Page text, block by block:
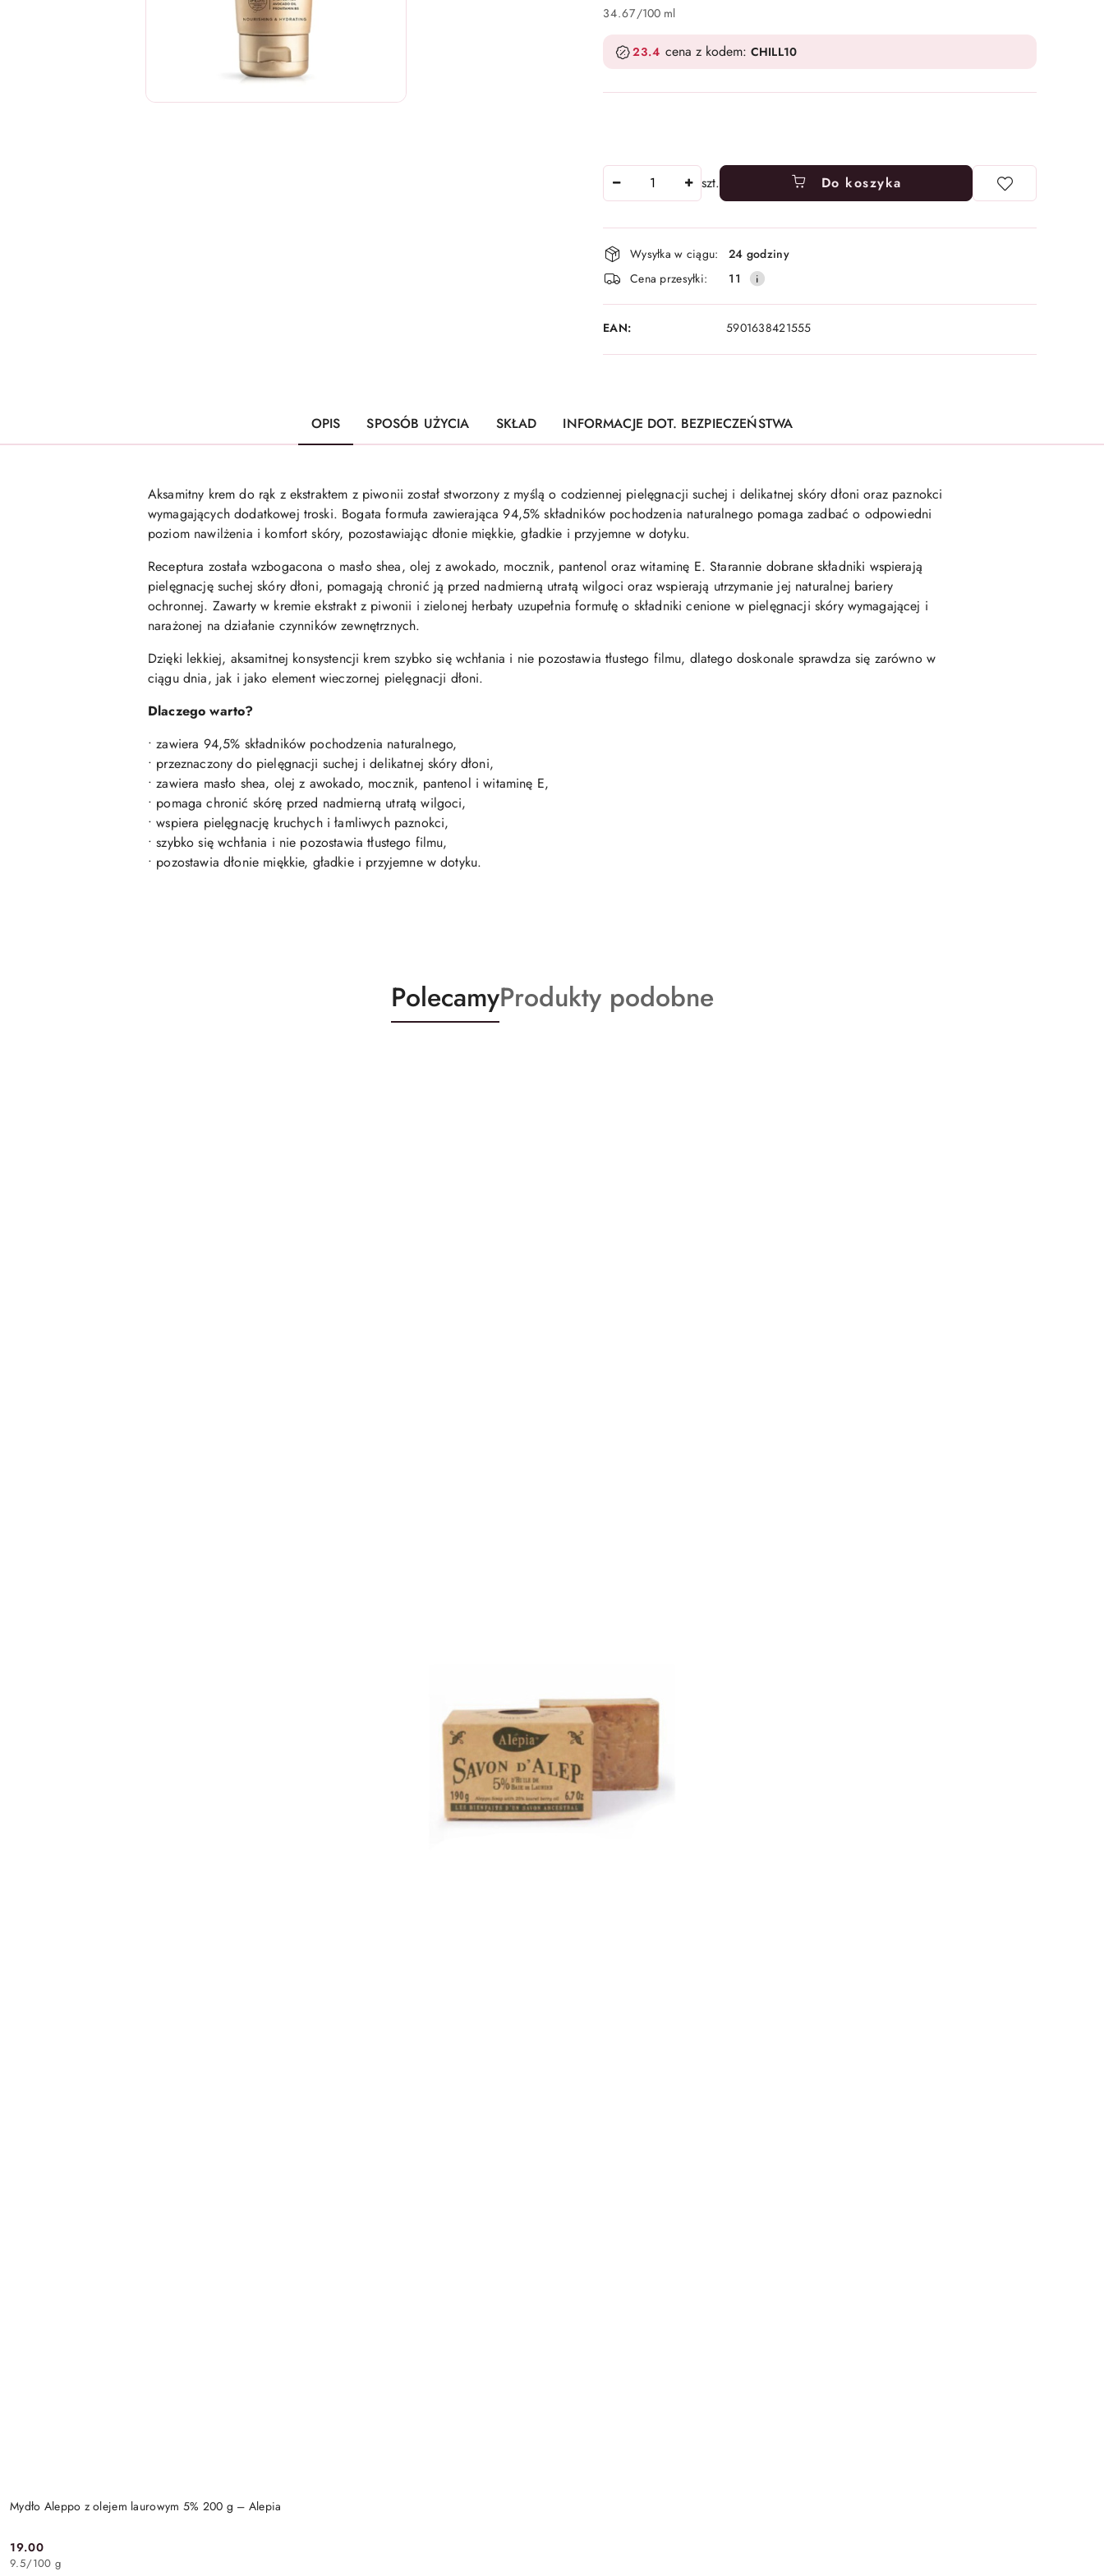
34.67/100 ml
23.4 cena z kodem: CHILL10
szt. Do koszyka
Dostępność
i
dostawa
Wysyłka w ciągu:
24 godziny
Cena przesyłki:
11
EAN: 5901638421555
OPIS SPOSÓB UŻYCIA SKŁAD INFORMACJE DOT. BEZPIECZEŃSTWA
Aksamitny krem do rąk z ekstraktem z piwonii został stworzony z myślą o codziennej pielęgnacji suchej i delikatnej skóry dłoni oraz paznokci
wymagających dodatkowej troski. Bogata formuła zawierająca 94,5% składników pochodzenia naturalnego pomaga zadbać o odpowiedni
poziom nawilżenia i komfort skóry, pozostawiając dłonie miękkie, gładkie i przyjemne w dotyku.
Receptura została wzbogacona o masło shea, olej z awokado, mocznik, pantenol oraz witaminę E. Starannie dobrane składniki wspierają
pielęgnację suchej skóry dłoni, pomagają chronić ją przed nadmierną utratą wilgoci oraz wspierają utrzymanie jej naturalnej bariery
ochronnej. Zawarty w kremie ekstrakt z piwonii i zielonej herbaty uzupełnia formułę o składniki cenione w pielęgnacji skóry wymagającej i
narażonej na działanie czynników zewnętrznych.
Dzięki lekkiej, aksamitnej konsystencji krem szybko się wchłania i nie pozostawia tłustego filmu, dlatego doskonale sprawdza się zarówno w
ciągu dnia, jak i jako element wieczornej pielęgnacji dłoni.
Dlaczego warto?
• zawiera 94,5% składników pochodzenia naturalnego,
• przeznaczony do pielęgnacji suchej i delikatnej skóry dłoni,
• zawiera masło shea, olej z awokado, mocznik, pantenol i witaminę E,
• pomaga chronić skórę przed nadmierną utratą wilgoci,
• wspiera pielęgnację kruchych i łamliwych paznokci,
• szybko się wchłania i nie pozostawia tłustego filmu,
• pozostawia dłonie miękkie, gładkie i przyjemne w dotyku.
Produkty
o
PolecamyProdukty
o
Produkty podobne
Mydło Aleppo z olejem laurowym 5% 200 g – Alepia
Cena:
19.00
9.5/100 g